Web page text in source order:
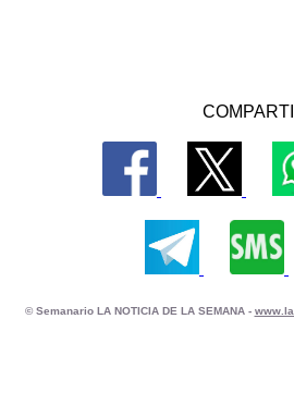
© Semanario LA NOTICIA DE LA SEMANA -